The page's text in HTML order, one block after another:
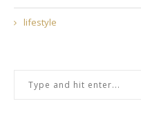
lifestyle